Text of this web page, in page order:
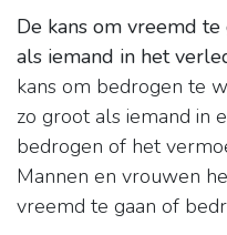
De kans om vreemd
als iemand in het
kans om bedrogen te
zo groot als iemand in
bedrogen of het
Mannen en vrouwen
vreemd te gaan of